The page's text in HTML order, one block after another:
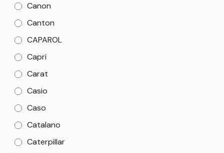
Canon
Canton
CAPAROL
Capri
Carat
Casio
Caso
Catalano
Caterpillar